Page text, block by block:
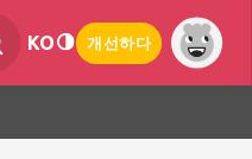
KO 개선하다